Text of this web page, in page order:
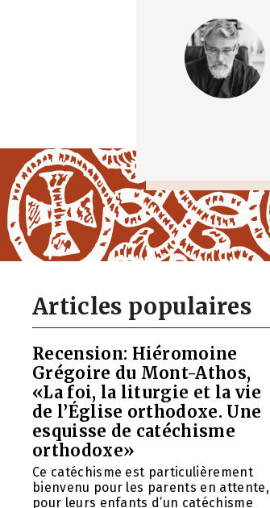
Articles populaires
Recension: Hiéromoine
Grégoire du Mont-Athos,
«La foi, la liturgie et la vie
de l’Église orthodoxe. Une
esquisse de catéchisme
orthodoxe»
Ce catéchisme est particulièrement
bienvenu pour les parents en attente,
pour leurs enfants d’un catéchisme